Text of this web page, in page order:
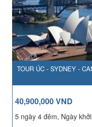
TOUR ÚC - SYDNEY -
40,900,000 VND
5 ngày 4 đêm, Ngày